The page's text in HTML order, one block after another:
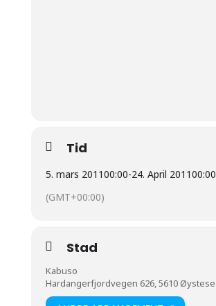
Tid
5. mars 201100:00-24. April 201100:00
(GMT+00:00)
Stad
Kabuso
Hardangerfjordvegen 626, 5610 Øystese